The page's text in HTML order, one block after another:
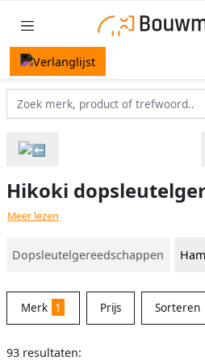
Hikoki
Meer lezen
Dopsleutelgereedschappen
Merk 1 Prijs Sorteren
93 resultaten: